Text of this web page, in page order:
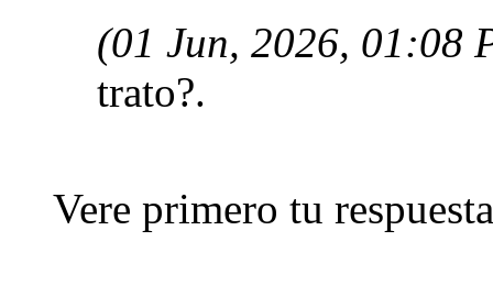
(01 Jun, 2026, 01:08
trato?.
Vere primero tu